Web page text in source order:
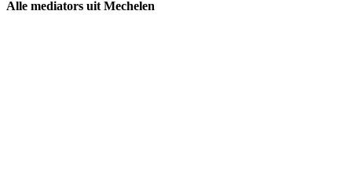
Alle mediators uit Mechelen